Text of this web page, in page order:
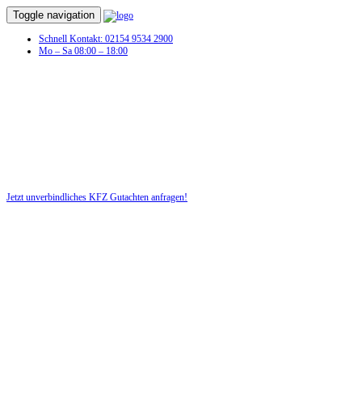
Toggle navigation
Schnell Kontakt: 02154 9534 2900
Mo – Sa 08:00 – 18:00
Jetzt unverbindliches KFZ Gutachten anfragen!